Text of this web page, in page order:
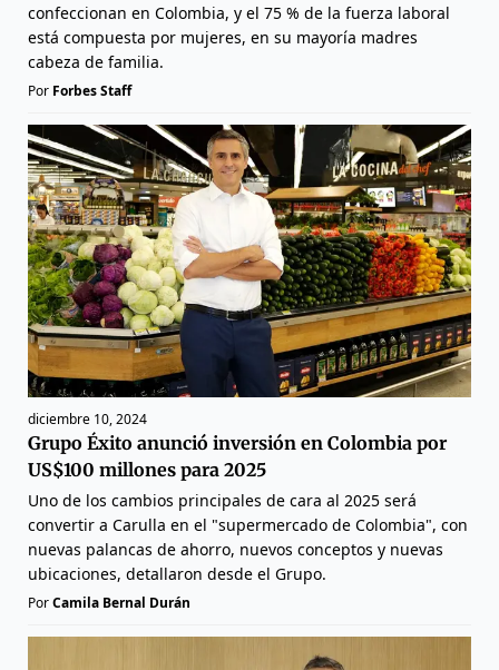
confeccionan en Colombia, y el 75 % de la fuerza laboral
está compuesta por mujeres, en su mayoría madres
cabeza de familia.
Por Forbes Staff
diciembre 10, 2024
Grupo Éxito anunció inversión en Colombia por
US$100 millones para 2025
Uno de los cambios principales de cara al 2025 será
convertir a Carulla en el "supermercado de Colombia", con
nuevas palancas de ahorro, nuevos conceptos y nuevas
ubicaciones, detallaron desde el Grupo.
PorCamila Bernal Durán